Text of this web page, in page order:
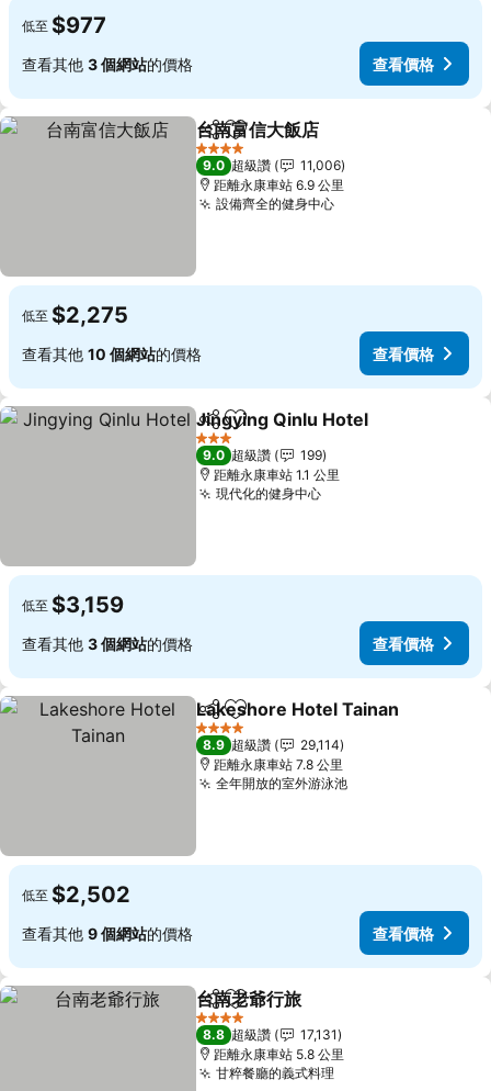
低至 $977
查看其他 3 個網站的價格 查看價格
分享 加入我的最愛
台南富信大飯店
4 星級
9.0 超級讚
11,006
距離永康車站 6.9 公里
設備齊全的健身中心
低至 $2,275
查看其他 10 個網站的價格 查看價格
分享 加入我的最愛
Jingying Qinlu Hotel
3 星級
9.0 超級讚
199
距離永康車站 1.1 公里
現代化的健身中心
低至 $3,159
查看其他 3 個網站的價格 查看價格
分享 加入我的最愛
Lakeshore Hotel Tainan
4 星級
8.9 超級讚
29,114
距離永康車站 7.8 公里
全年開放的室外游泳池
低至 $2,502
查看其他 9 個網站的價格 查看價格
分享 加入我的最愛
台南老爺行旅
4 星級
8.8 超級讚
17,131
距離永康車站 5.8 公里
甘粹餐廳的義式料理